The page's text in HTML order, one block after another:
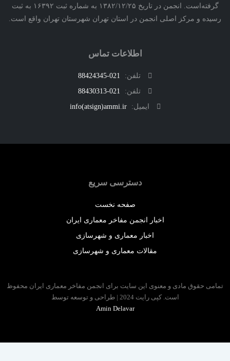
گرفته‌است. انجمن در تاریخ ۱۳۸۲/۱۲/۲۵ به شماره ثبت ۱۶۳۹۲ به ثبت
و مرکز اصلی انجمن در استان تهران شهرستان تهران واقع است.
اطلاعات تماس
تلفن:
021-88424345
تلفن:
021-88430313
ایمیل:
info(atsign)ammi.ir
دسترسی سریع
صفحه نخست
اخبار انجمن مفاخر معماری ایران
اخبار معماری و شهرسازی
مقالات معماری و شهرسازی
حقوق مادی و معنوی این سایت برای انجمن مفاخر معماری ایران محفوظ
است. کپی رایت 2024 | طراحی و توسعه توسط
Amin Delavar